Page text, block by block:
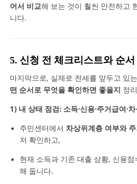
어서 비교해 보는 것이 훨씬 안전하고
니다.
5. 신청 전 체크리스트와 순
마지막으로, 실제로 전세를 앞두고 있
떤 순서로 무엇을 확인하면 좋을지 정
1) 내 상태 점검: 소득·신용·주거급여·
주민센터에서 차상위계층 여부와
저 확인하고,
현재 소득과 기존 대출 상황, 신용
해 둡니다.